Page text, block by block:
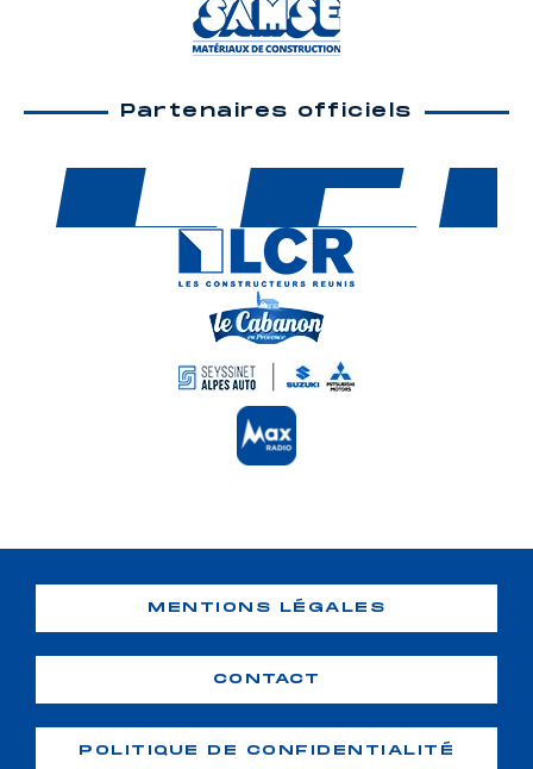
Partenaires officiels
MENTIONS LÉGALES
CONTACT
POLITIQUE DE CONFIDENTIALITÉ